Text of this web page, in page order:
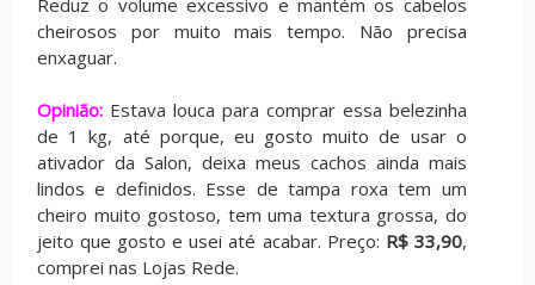
cheirosos por muito mais tempo. Não precisa
enxaguar.
Opinião: Estava louca para comprar essa belezinha
de 1 kg, até porque, eu gosto muito de usar o
ativador da Salon, deixa meus cachos ainda mais
lindos e definidos. Esse de tampa roxa tem um
cheiro muito gostoso, tem uma textura grossa, do
jeito que gosto e usei até acabar. Preço: R$ 33,90,
comprei nas Lojas Rede.